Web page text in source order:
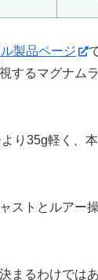
製品ページ
するマグナム
り35g軽く、
ストとルアー
まるわけでは